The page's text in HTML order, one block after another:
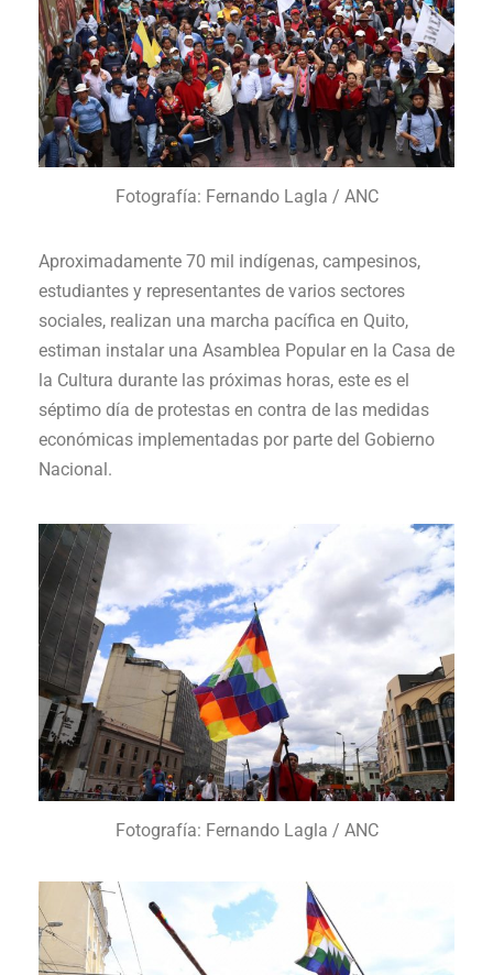
Fotografía: Fernando Lagla / ANC
Aproximadamente 70 mil indígenas, campesinos,
estudiantes y representantes de varios sectores
sociales, realizan una marcha pacífica en Quito,
estiman instalar una Asamblea Popular en la Casa de
la Cultura durante las próximas horas, este es el
séptimo día de protestas en contra de las medidas
económicas implementadas por parte del Gobierno
Nacional.
Fotografía: Fernando Lagla / ANC